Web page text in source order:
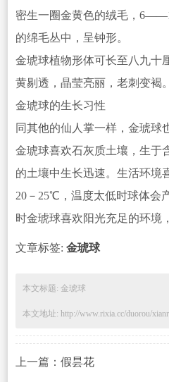
密生一圈金黄色的绒毛，
的绵毛丛中，呈钟形。
金琥球植物形体可长至八九十
黄剔透，晶莹亮丽，老刺变褐。
金琥球的生长习性
同其他的仙人掌一样，金琥球
金琥球喜欢石灰质土壤，生于
的土壤中生长迅速。生活环境
20－25℃，温度太低时球体会
时金琥球喜欢阳光充足的环境
文章标签: 金琥球
本文标题: 金琥球
本文地址: http://www.rixia.cc/duorou/
上一篇： 假昙花